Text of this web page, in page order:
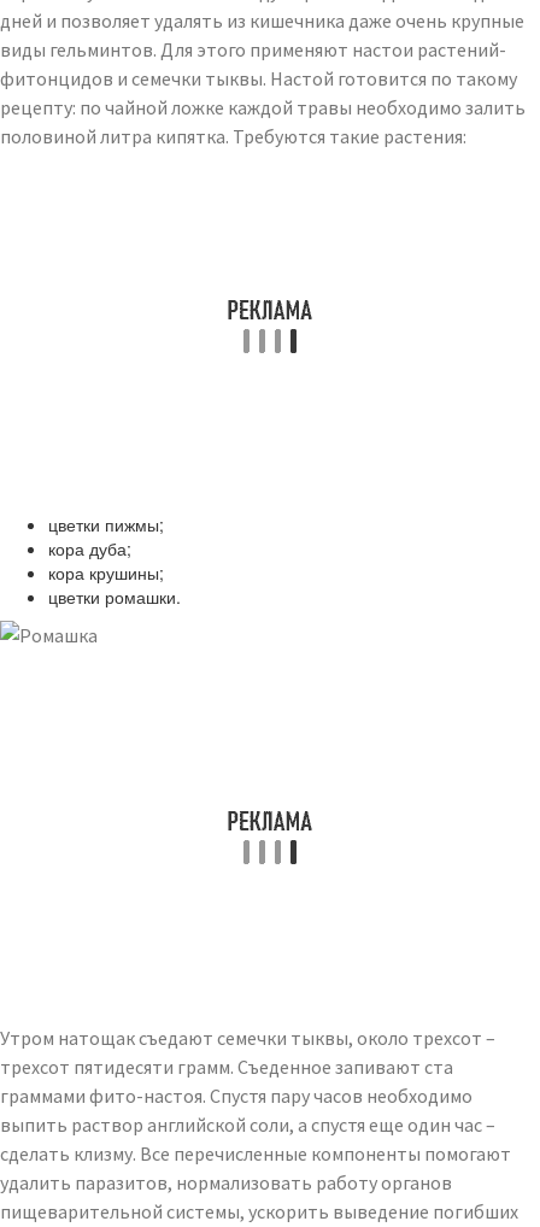
дней и позволяет удалять из кишечника даже очень крупные
виды гельминтов. Для этого применяют настои растений-
фитонцидов и семечки тыквы. Настой готовится по такому
рецепту: по чайной ложке каждой травы необходимо залить
половиной литра кипятка. Требуются такие растения:
цветки пижмы;
кора дуба;
кора крушины;
цветки ромашки.
Утром натощак съедают семечки тыквы, около трехсот –
трехсот пятидесяти грамм. Съеденное запивают ста
граммами фито-настоя. Спустя пару часов необходимо
выпить раствор английской соли, а спустя еще один час –
сделать клизму. Все перечисленные компоненты помогают
удалить паразитов, нормализовать работу органов
пищеварительной системы, ускорить выведение погибших